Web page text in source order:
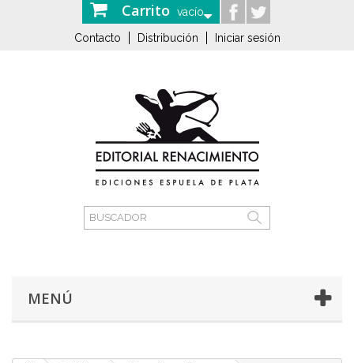
Carrito vacío
Contacto Distribución Iniciar sesión
MENÚ